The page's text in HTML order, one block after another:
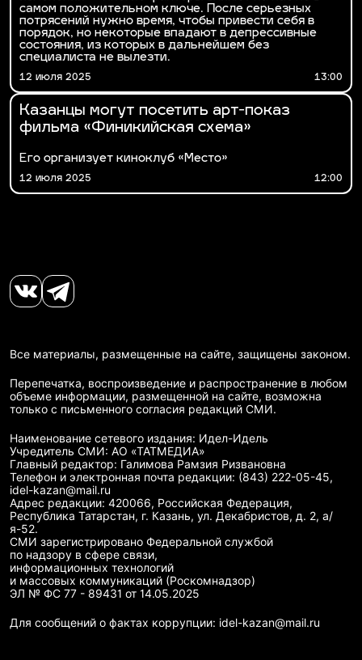
самом положительном ключе. После серьезных
потрясений нужно время, чтобы привести себя в
порядок, но некоторые впадают в депрессивные
состояния, из которых в дальнейшем без
специалиста не вылезти.
12 июля 2025 13:00
Казанцы могут посетить арт-показ
фильма «Финикийская схема»
Его организует киноклуб «Место»
12 июля 2025 12:00
Все материалы, размещенные на сайте, защищены законом.
Перепечатка, воспроизведение и распространение в любом
объеме информации, размещенной на сайте, возможна
только с письменного согласия редакций СМИ.
Наименование сетевого издания: Идел-Идель
Учредитель СМИ: АО «ТАТМЕДИА»
Главный редактор: Галимова Рамзия Ризвановна
Телефон и электронная почта редакции: (843) 222-05-45,
idel-kazan@mail.ru
Адрес редакции: 420066, Российская Федерация,
Республика Татарстан, г. Казань, ул. Декабристов, д. 2, а/
я-52.
СМИ зарегистрировано Федеральной службой
по надзору в сфере связи,
информационных технологий
и массовых коммуникаций (Роскомнадзор)
ЭЛ № ФС 77 - 89431 от 14.05.2025
Для сообщений о фактах коррупции: idel-kazan@mail.ru